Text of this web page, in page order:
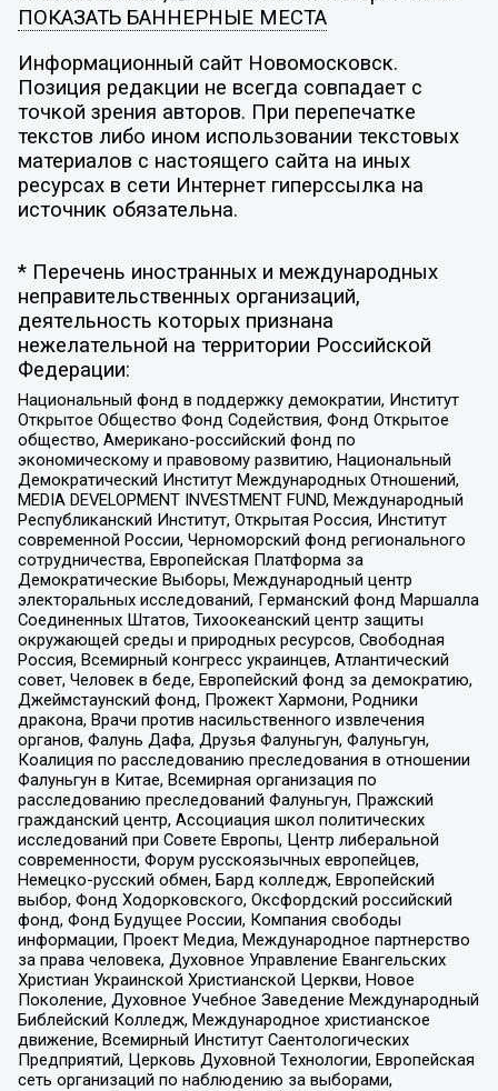
ПОКАЗАТЬ БАННЕРНЫЕ МЕСТА
Информационный сайт Новомосковск.
Позиция редакции не всегда совпадает с
точкой зрения авторов. При перепечатке
текстов либо ином использовании текстовых
материалов с настоящего сайта на иных
ресурсах в сети Интернет гиперссылка на
источник обязательна.
* Перечень иностранных и международных
неправительственных организаций,
деятельность которых признана
нежелательной на территории Российской
Федерации:
Национальный фонд в поддержку демократии, Институт
Открытое Общество Фонд Содействия, Фонд Открытое
общество, Американо-российский фонд по
экономическому и правовому развитию, Национальный
Демократический Институт Международных Отношений,
MEDIA DEVELOPMENT INVESTMENT FUND, Международный
Республиканский Институт, Открытая Россия, Институт
современной России, Черноморский фонд регионального
сотрудничества, Европейская Платформа за
Демократические Выборы, Международный центр
электоральных исследований, Германский фонд Маршалла
Соединенных Штатов, Тихоокеанский центр защиты
окружающей среды и природных ресурсов, Свободная
Россия, Всемирный конгресс украинцев, Атлантический
совет, Человек в беде, Европейский фонд за демократию,
Джеймстаунский фонд, Прожект Хармони, Родники
дракона, Врачи против насильственного извлечения
органов, Фалунь Дафа, Друзья Фалуньгун, Фалуньгун,
Коалиция по расследованию преследования в отношении
Фалуньгун в Китае, Всемирная организация по
расследованию преследований Фалуньгун, Пражский
гражданский центр, Ассоциация школ политических
исследований при Совете Европы, Центр либеральной
современности, Форум русскоязычных европейцев,
Немецко-русский обмен, Бард колледж, Европейский
выбор, Фонд Ходорковского, Оксфордский российский
фонд, Фонд Будущее России, Компания свободы
информации, Проект Медиа, Международное партнерство
за права человека, Духовное Управление Евангельских
Христиан Украинской Христианской Церкви, Новое
Поколение, Духовное Учебное Заведение Международный
Библейский Колледж, Международное христианское
движение, Всемирный Институт Саентологических
Предприятий, Церковь Духовной Технологии, Европейская
сеть организаций по наблюдению за выборами,